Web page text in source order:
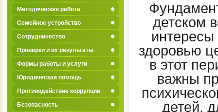
Методическая работа
Семейное устройство
Сотрудничество
Проверки и их результаты
Формы работы и услуги
Юридическая помощь
Противодействие коррупции
Безопасность
детском
здоровью
в этот
важны
детей,